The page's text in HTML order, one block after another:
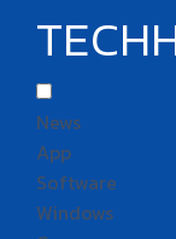
News
App
Software
Windows